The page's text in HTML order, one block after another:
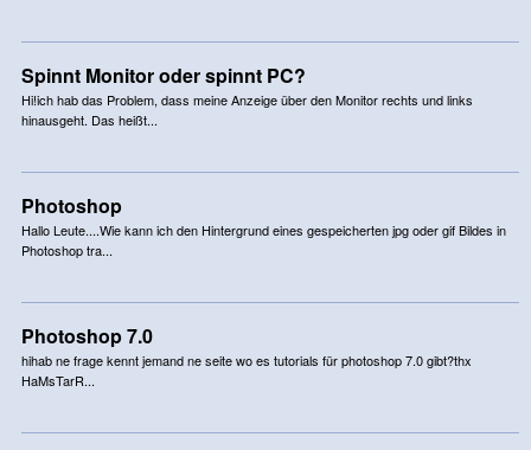
Spinnt Monitor oder spinnt PC?
Hi!ich hab das Problem, dass meine Anzeige über den Monitor rechts und links
hinausgeht. Das heißt...
Photoshop
Hallo Leute....Wie kann ich den Hintergrund eines gespeicherten jpg oder gif Bildes in
Photoshop tra...
Photoshop 7.0
hihab ne frage kennt jemand ne seite wo es tutorials für photoshop 7.0 gibt?thx
HaMsTarR...